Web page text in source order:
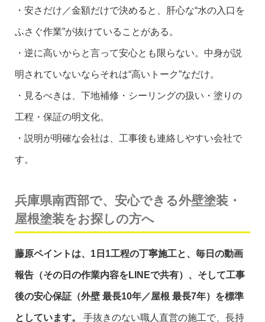
・安さだけ／金額だけで決めると、肝心な“水の入口を
ふさぐ作業”が抜けていることがある。
・逆に高いからと言って安心とも限らない。中身が説
明されていないならそれは“高いトーク”なだけ。
・見るべきは、下地補修・シーリングの扱い・塗りの
工程・保証の明文化。
・説明が明確な会社は、工事後も連絡しやすい会社で
す。
兵庫県南西部で、安心できる外壁塗装・
屋根塗装をお探しの方へ
藤原ペイントは、1日1工程の丁寧施工と、毎日の動画
報告（その日の作業内容をLINEで共有）、そして工事
後の安心保証（外壁 最長10年／屋根 最長7年）を標準
としています。 手抜きのない職人直営の施工で、長持